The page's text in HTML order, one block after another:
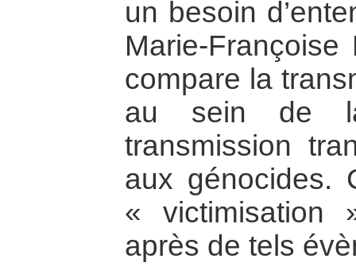
un besoin
Marie-
compare la
au sein de
transmission
aux génocides.
« victimisation
après de tels